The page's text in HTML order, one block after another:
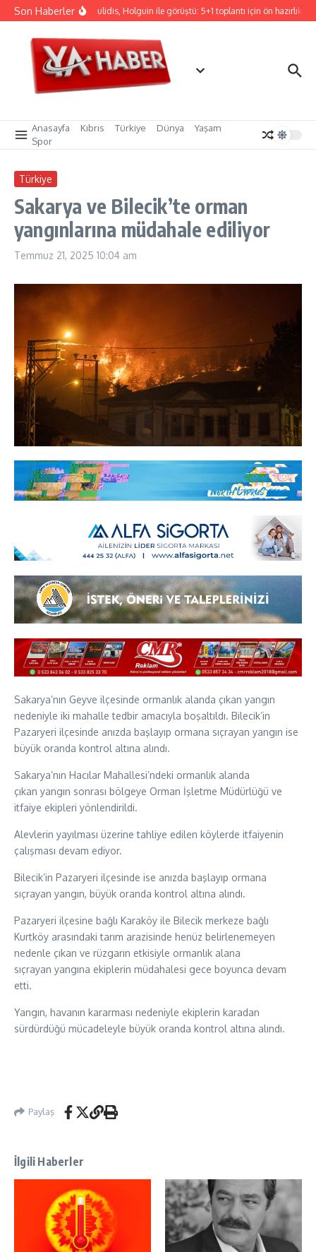
İçeriğe atla
Son HaberlerHristodulidis, Holguin ile görüştü: 5+1 toplantı için ön hazırlık
Anasayfa Kıbrıs Türkiye Dünya
Yaşam
Spor
Türkiye
Sakarya ve Bilecik’te orman
yangınlarına müdahale ediliyor
Temmuz 21, 2025 10:04 am
Sakarya’nın Geyve ilçesinde ormanlık alanda çıkan yangın
nedeniyle iki mahalle tedbir amacıyla boşaltıldı. Bilecik’in
Pazaryeri ilçesinde anızda başlayıp ormana sıçrayan yangın ise
büyük oranda kontrol altına alındı.
Sakarya’nın Hacılar Mahallesi’ndeki ormanlık alanda
çıkan yangın sonrası bölgeye Orman İşletme Müdürlüğü ve
itfaiye ekipleri yönlendirildi.
Alevlerin yayılması üzerine tahliye edilen köylerde itfaiyenin
çalışması devam ediyor.
Bilecik’in Pazaryeri ilçesinde ise anızda başlayıp ormana
sıçrayan yangın, büyük oranda kontrol altına alındı.
Pazaryeri ilçesine bağlı Karaköy ile Bilecik merkeze bağlı
Kurtköy arasındaki tarım arazisinde henüz belirlenemeyen
nedenle çıkan ve rüzgarın etkisiyle ormanlık alana
sıçrayan yangına ekiplerin müdahalesi gece boyunca devam
etti.
Yangın, havanın kararması nedeniyle ekiplerin karadan
sürdürdüğü mücadeleyle büyük oranda kontrol altına alındı.
Paylaş
İlgili Haberler